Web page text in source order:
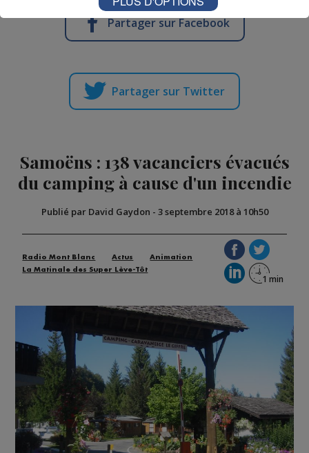
Partager sur Facebook
Partager sur Twitter
Samoëns : 138 vacanciers évacués
du camping à cause d'un incendie
Publié par David Gaydon - 3 septembre 2018 à 10h50
Radio Mont Blanc Actus
Animation
La Matinale des Super Lève-Tôt